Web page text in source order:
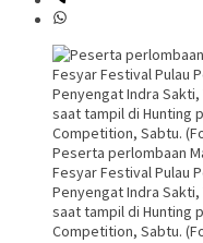
Peserta perlombaan
Fesyar Festival Pulau
Penyengat Indra Sakti,
saat tampil di Hunting
Competition, Sabtu.